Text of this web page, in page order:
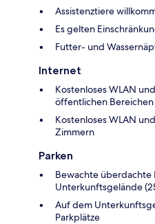
Assistenztiere
Es gelten
Futter- und
Internet
Kostenloses WLAN
öffentlichen Bereichen
Kostenloses WLAN
Zimmern
Parken
Bewachte überdachte
Unterkunftsgelände
Auf dem
Parkplätze